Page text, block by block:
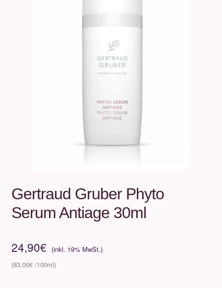
Gertraud Gruber Phyto
Serum Antiage 30ml
24,90€
83,00€